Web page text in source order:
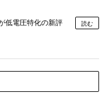
低電圧特化の新評
読む